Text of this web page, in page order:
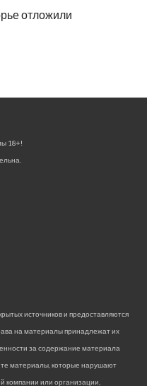
отложили
18+!
источников и предоставляются
на материалы принадлежат их
за содержание материала
материалы, которые нарушают
компании или организации,